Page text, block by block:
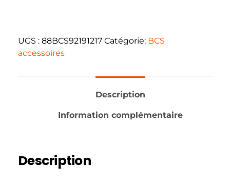
UGS : 88BCS92191217 Catégorie: BCS
accessoires
Description
Information complémentaire
Description